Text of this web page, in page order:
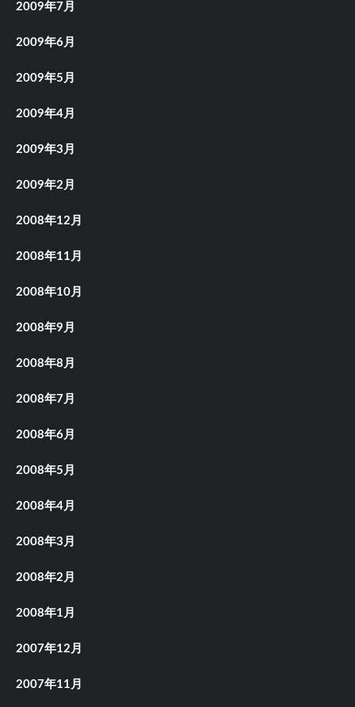
2009年7月
2009年6月
2009年5月
2009年4月
2009年3月
2009年2月
2008年12月
2008年11月
2008年10月
2008年9月
2008年8月
2008年7月
2008年6月
2008年5月
2008年4月
2008年3月
2008年2月
2008年1月
2007年12月
2007年11月